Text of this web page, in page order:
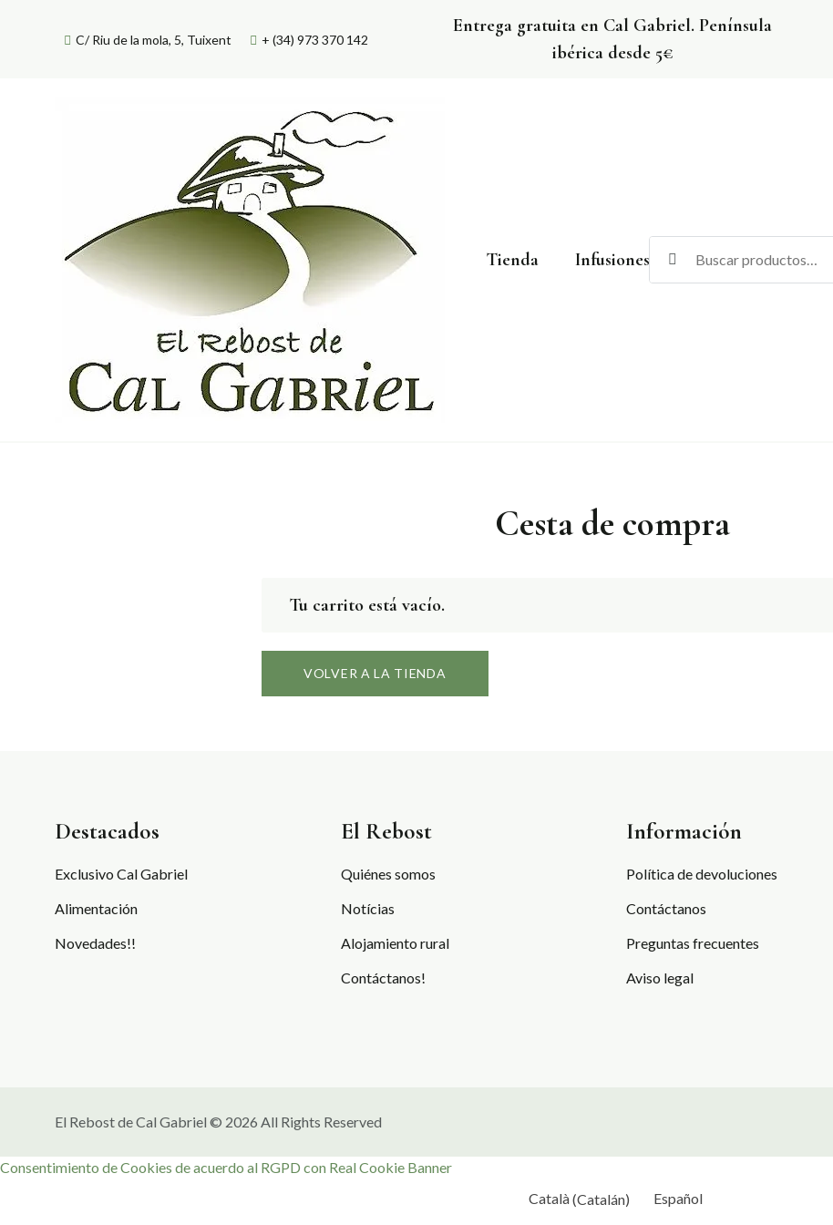
C/ Riu de la mola, 5, Tuixent + (34) 973 370 142
Entrega gratuita en Cal Gabriel. Península
ibérica desde 5€
El Rebost de Cal Gabriel
La botiga amb els productes de Cal Gabriel
Tienda Infusiones Vinos Cervezas
Cesta de compra
Tu carrito está vacío.
VOLVER A LA TIENDA
Destacados
Exclusivo Cal Gabriel
Alimentación
Novedades!!
El Rebost
Quiénes somos
Notícias
Alojamiento rural
Contáctanos!
Información
Política de devoluciones
Contáctanos
Preguntas frecuentes
Aviso legal
El Rebost de Cal Gabriel © 2026 All Rights Reserved
Consentimiento de Cookies de acuerdo al RGPD con Real Cookie Banner
Català(Catalán) Español